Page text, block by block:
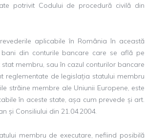
potrivit Codului de procedură civilă din
aplicabile în România în această
din conturile bancare care se află pe
membru, sau în cazul conturilor bancare
reglementate de legislația statului membru
străine membre ale Uniunii Europene, este
în aceste state, așa cum prevede și art.
și Consiliului din 21.04.2004.
membru de executare, nefiind posibilă